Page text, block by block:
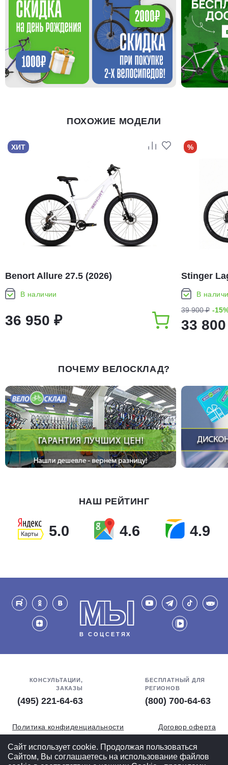
ПОХОЖИЕ МОДЕЛИ
ХИТ
Benort Allure 27.5 (2026)
В наличии
36 950 ₽
%
Stinger
В
39 900 ₽ -
33
ПОЧЕМУ ВЕЛОСКЛАД?
НАШ РЕЙТИНГ
5.0 4.6 4.9
МЫ
В СОЦСЕТЯХ
КОНСУЛЬТАЦИИ,
ЗАКАЗЫ
(495) 221-64-63
БЕСПЛАТНЫЙ ДЛЯ
РЕГИОНОВ
(800) 700-64-63
Политика конфиденциальности
Договор оферта
Обработка персональных данных
СОУТ
Сайт использует cookie. Продолжая пользоваться
Сайтом, Вы соглашаетесь на использование файлов